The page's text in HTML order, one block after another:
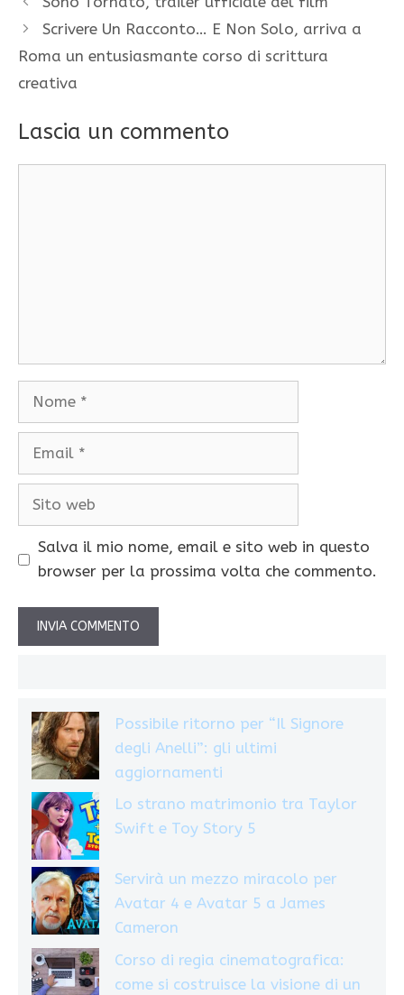
Scrivere Un Racconto… E Non Solo, arriva a
Roma un entusiasmante corso di scrittura
creativa
Lascia un commento
Nome
Email
Sito
Salva il mio nome, email e sito web in questo
browser per la prossima volta che commento.
Possibile ritorno per “Il Signore
degli Anelli”: gli ultimi
aggiornamenti
Lo strano matrimonio tra Taylor
Swift e Toy Story 5
Servirà un mezzo miracolo per
Avatar 4 e Avatar 5 a James
Cameron
Corso di regia cinematografica:
come si costruisce la visione di un